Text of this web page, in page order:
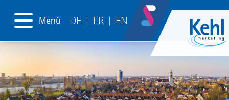
Menü DE | FR | EN